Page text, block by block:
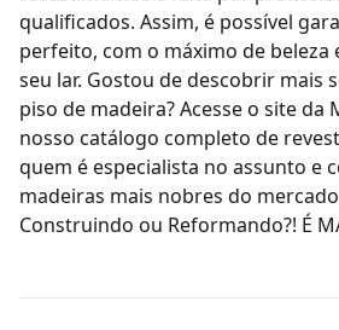
qualificados. Assim, é possível
perfeito, com o máximo de beleza
seu lar. Gostou de descobrir mais
piso de madeira? Acesse o site da
nosso catálogo completo de
quem é especialista no assunto e
madeiras mais nobres do
Construindo ou Reformando?! É